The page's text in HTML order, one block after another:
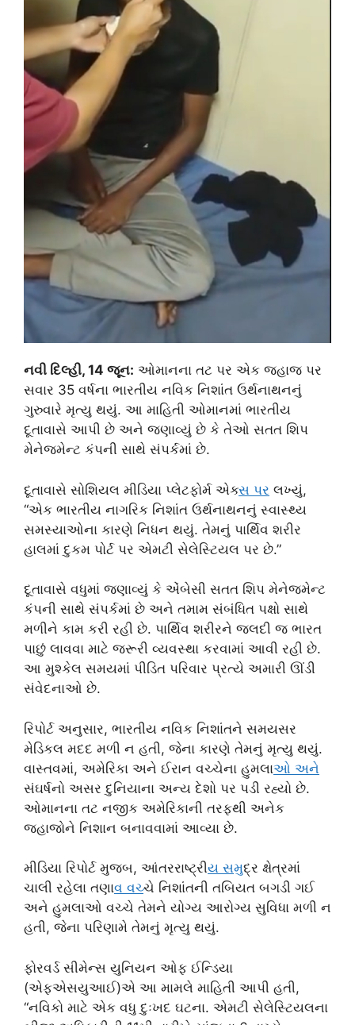
નવી દિલ્હી, 14 જૂન: ઓમાનના તટ પર એક જહાજ પર
સવાર 35 વર્ષના ભારતીય નવિક નિશાંત ઉર્થનાથનનું
ગુરુવારે મૃત્યુ થયું. આ માહિતી ઓમાનમાં ભારતીય
દૂતાવાસે આપી છે અને જણાવ્યું છે કે તેઓ સતત શિપ
મેનેજમેન્ટ કંપની સાથે સંપર્કમાં છે.
દૂતાવાસે સોશિયલ મીડિયા પ્લેટફોર્મ એક્સ પર લખ્યું,
“એક ભારતીય નાગરિક નિશાંત ઉર્થનાથનનું સ્વાસ્થ્ય
સમસ્યાઓના કારણે નિધન થયું. તેમનું પાર્થિવ શરીર
હાલમાં દુકમ પોર્ટ પર એમટી સેલેસ્ટિયલ પર છે.”
દૂતાવાસે વધુમાં જણાવ્યું કે એંબેસી સતત શિપ મેનેજમેન્ટ
કંપની સાથે સંપર્કમાં છે અને તમામ સંબંધિત પક્ષો સાથે
મળીને કામ કરી રહી છે. પાર્થિવ શરીરને જલદી જ ભારત
પાછું લાવવા માટે જરૂરી વ્યવસ્થા કરવામાં આવી રહી છે.
આ મુશ્કેલ સમયમાં પીડિત પરિવાર પ્રત્યે અમારી ઊંડી
સંવેદનાઓ છે.
રિપોર્ટ અનુસાર, ભારતીય નવિક નિશાંતને સમયસર
મેડિકલ મદદ મળી ન હતી, જેના કારણે તેમનું મૃત્યુ થયું.
વાસ્તવમાં, અમેરિકા અને ઈરાન વચ્ચેના હુમલાઓ અન
સંઘર્ષનો અસર દુનિયાના અન્ય દેશો પર પડી રહ્યો છે.
ઓમાનના તટ નજીક અમેરિકાની તરફથી અનેક
જહાજોને નિશાન બનાવવામાં આવ્યા છે.
મીડિયા રિપોર્ટ મુજબ, આંતરરાષ્ટ્રીય સમુદ્ર ક્ષેત્રમાં
ચાલી રહેલા તણાવ વચ્ચે નિશાંતની તબિયત બગડી ગઈ
અને હુમલાઓ વચ્ચે તેમને યોગ્ય આરોગ્ય સુવિધા મળી ન
હતી, જેના પરિણામે તેમનું મૃત્યુ થયું.
ફોરવર્ડ સીમેન્સ યુનિયન ઓફ ઈન્ડિયા
(એફએસયુઆઈ)એ આ મામલે માહિતી આપી હતી,
“નવિકો માટે એક વધુ દુઃખદ ઘટના. એમટી સેલેસ્ટિયલના